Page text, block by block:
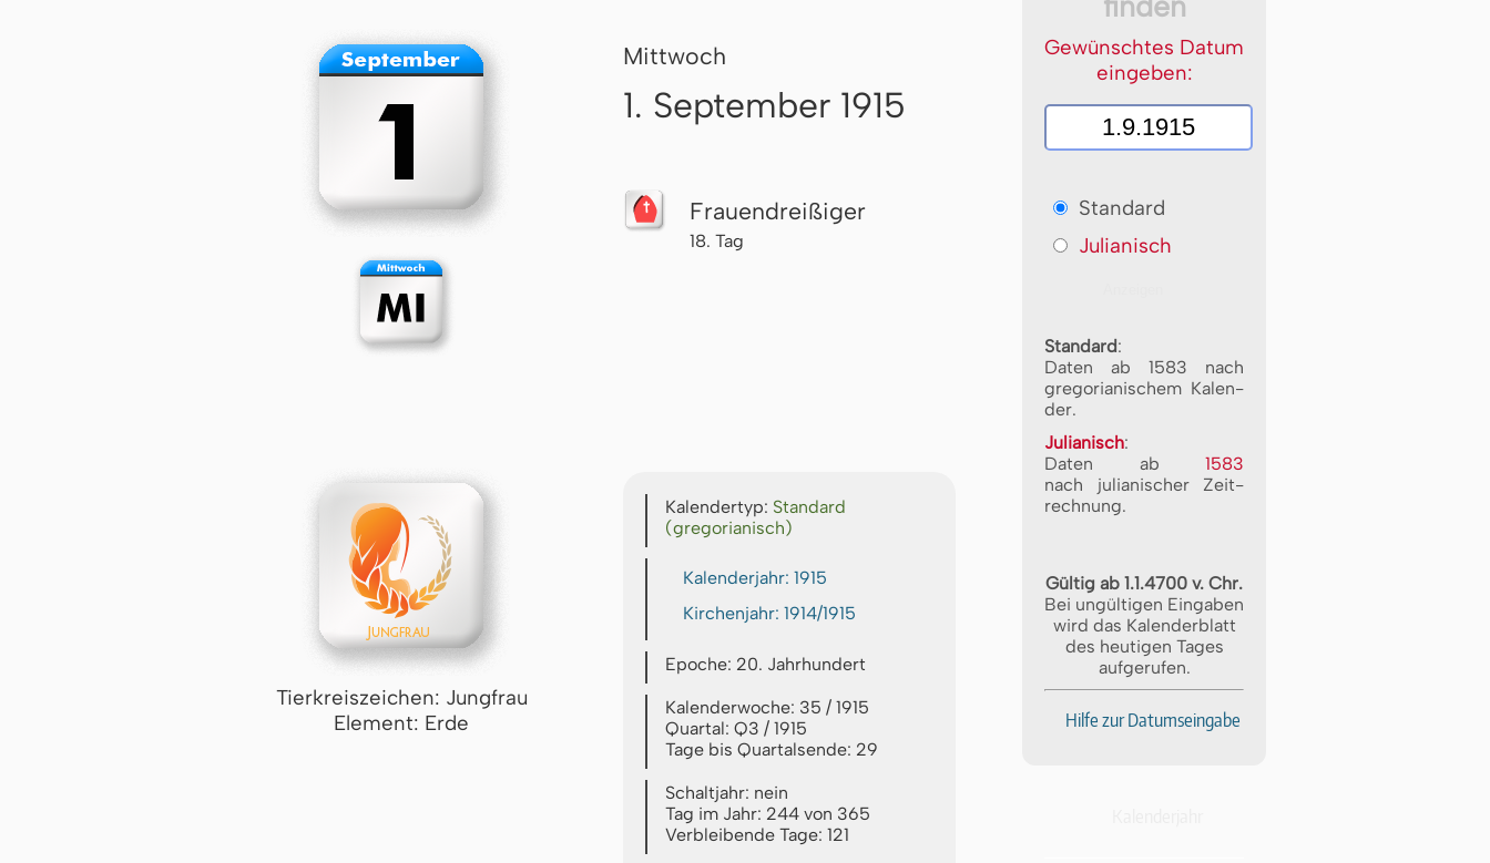
Mittwoch
1. September 1915
Frau­en­drei­ßi­ger
18. Tag
Tierkreiszeichen: Jungfrau
Element: Erde
Kalendertyp: Standard
(gregorianisch)
Kalenderjahr: 1915
Kirchenjahr: 1914/1915
Epoche: 20. Jahrhundert
Kalenderwoche: 35 / 1915
Quartal: Q3 / 1915
Tage bis Quartalsende: 29
Schaltjahr: nein
Tag im Jahr: 244 von 365
Verbleibende Tage: 121
Gewünschtes Datum
eingeben:
Standard
Julianisch
Standard:
Daten ab 1583 nach
gre­go­ri­a­ni­schem Ka­len­
der.
Julianisch:
Daten ab 1583
nach ju­li­a­ni­scher Zeit­
rech­nung.
Gültig ab 1.1.4700 v. Chr.
Bei ungültigen Eingaben
wird das Kalenderblatt
des heutigen Tages
aufgerufen.
Hilfe zur Datumseingabe